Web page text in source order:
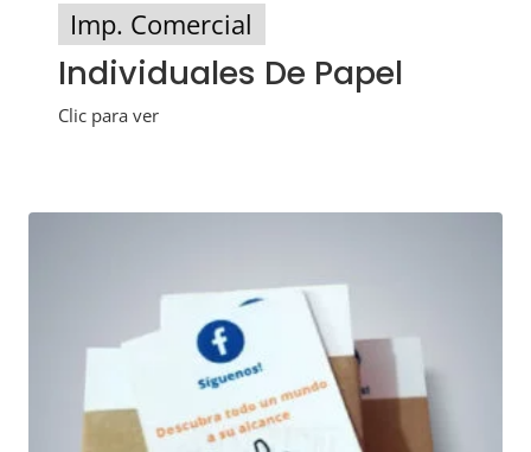
Imp. Comercial
Individuales De Papel
Clic para ver